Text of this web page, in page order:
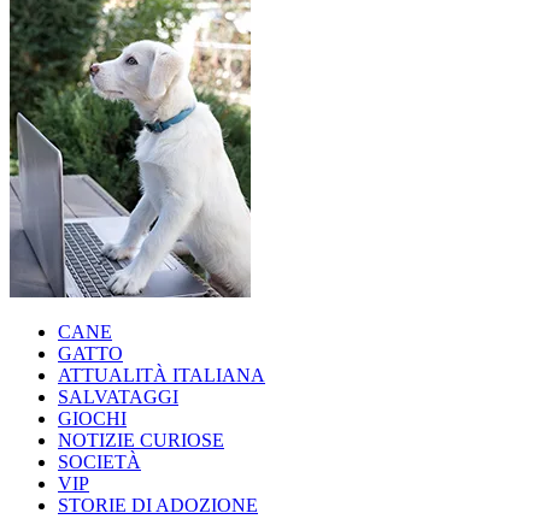
CANE
GATTO
ATTUALITÀ ITALIANA
SALVATAGGI
GIOCHI
NOTIZIE CURIOSE
SOCIETÀ
VIP
STORIE DI ADOZIONE